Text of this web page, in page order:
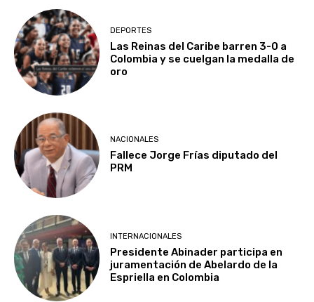
DEPORTES
Las Reinas del Caribe barren 3-0 a
Colombia y se cuelgan la medalla de
oro
NACIONALES
Fallece Jorge Frías diputado del
PRM
INTERNACIONALES
Presidente Abinader participa en
juramentación de Abelardo de la
Espriella en Colombia